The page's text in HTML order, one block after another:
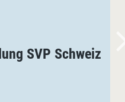
SVP Schweiz